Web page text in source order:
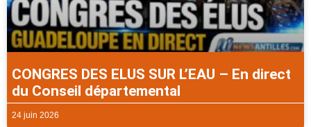
CONGRES DES ELUS SUR L’EAU – En direct
du Conseil départemental
24 juin 2026